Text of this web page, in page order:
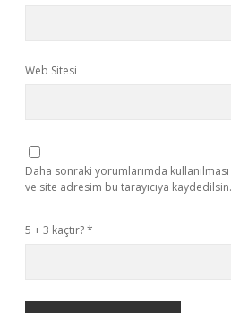
Web Sitesi
Daha sonraki yorumlarımda
ve site adresim bu tarayıcıya kaydedilsin.
5 + 3 kaçtır?*